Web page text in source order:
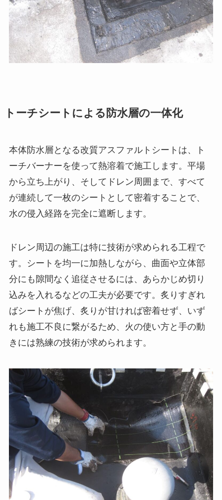
トーチシートによる防水層の一体化
本体防水層となる改質アスファルトシートは、ト
ーチバーナーを使って熱溶着で施工します。平場
から立ち上がり、そしてドレン周囲まで、すべて
が連続して一枚のシートとして密着することで、
水の侵入経路を完全に遮断します。
ドレン周辺の施工は特に技術が求められる工程で
す。シートを均一に加熱しながら、曲面や立体部
分にも隙間なく追従させるには、あらかじめ切り
込みを入れるなどの工夫が必要です。炙りすぎれ
ばシートが焦げ、炙りが甘ければ密着せず、いず
れも施工不良に繋がるため、火の使い方と手の動
きには熟練の技術が求められます。